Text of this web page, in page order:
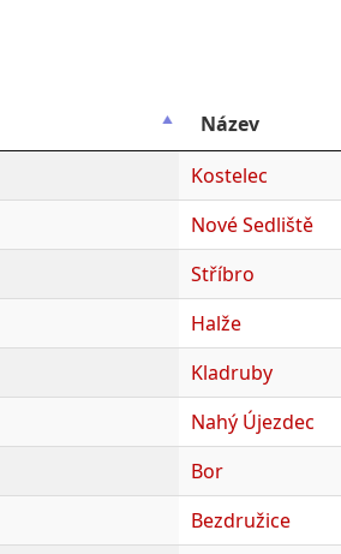
Název
Kostelec
Nové Sedliště
Stříbro
Halže
Kladruby
Nahý Újezdec
Bor
Bezdružice